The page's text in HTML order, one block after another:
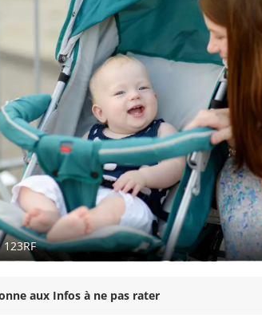
aux Infos à ne pas rater